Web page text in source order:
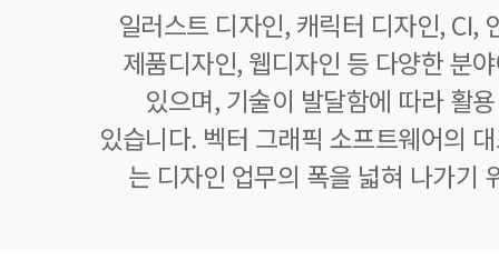
일러스트 디자인, 캐릭터 디자인, CI,
제품디자인, 웹디자인 등 다양한 분
있으며, 기술이 발달함에 따라 활
있습니다. 벡터 그래픽 소프트웨어의
는 디자인 업무의 폭을 넓혀 나가기